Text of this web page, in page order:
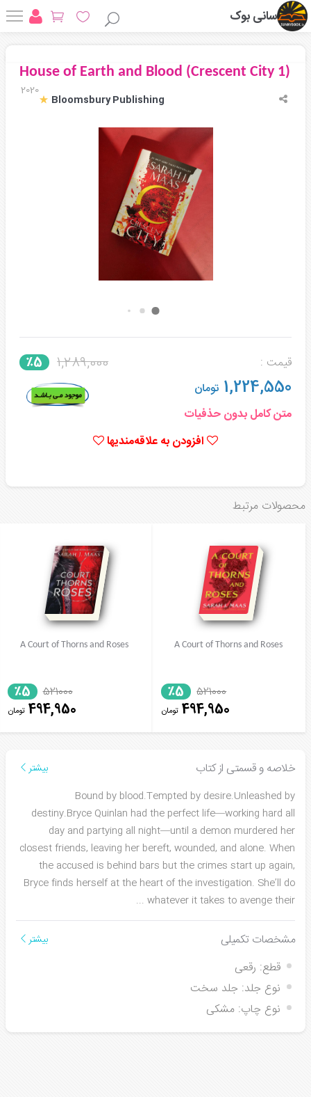
سانی بوک
House of Earth and Blood (Crescent City 1)
2020
Bloomsbury Publishing
قیمت : 1,289,000 ٪5
1,224,550 تومان
متن کامل بدون حذفیات
افزودن به علاقه‌مندیها
محصولات مرتبط
A Court of Thorns and Roses
521000
٪5
494,950 تومان
A Court of Thorns and Roses
521000
٪5
494,950 تومان
خلاصه و قسمتی از کتاب
بیشتر
Bound by blood.Tempted by desire.Unleashed by
destiny.Bryce Quinlan had the perfect life—working hard all
day and partying all night—until a demon murdered her
closest friends, leaving her bereft, wounded, and alone. When
the accused is behind bars but the crimes start up again,
Bryce finds herself at the heart of the investigation. She’ll do
whatever it takes to avenge their
...
مشخصات تکمیلی بیشتر
قطع: رقعی
نوع جلد: جلد سخت
نوع چاپ: مشکی